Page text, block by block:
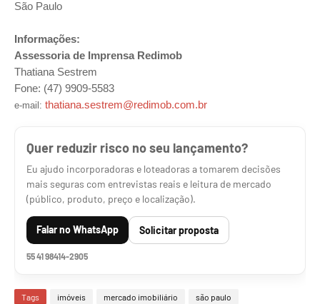
São Paulo
Informações:
Assessoria de Imprensa Redimob
Thatiana Sestrem
Fone: (47) 9909-5583
e-mail: thatiana.sestrem@redimob.com.br
Quer reduzir risco no seu lançamento?
Eu ajudo incorporadoras e loteadoras a tomarem decisões
mais seguras com entrevistas reais e leitura de mercado
(público, produto, preço e localização).
Falar no WhatsApp Solicitar proposta
55 41 98414-2905
Tags imóveis mercado imobiliário são paulo